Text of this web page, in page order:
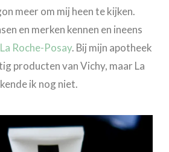
meer om mij heen te kijken.
en merken kennen en ineens
La Roche-Posay. Bij mijn apotheek
producten van Vichy, maar La
ik nog niet.